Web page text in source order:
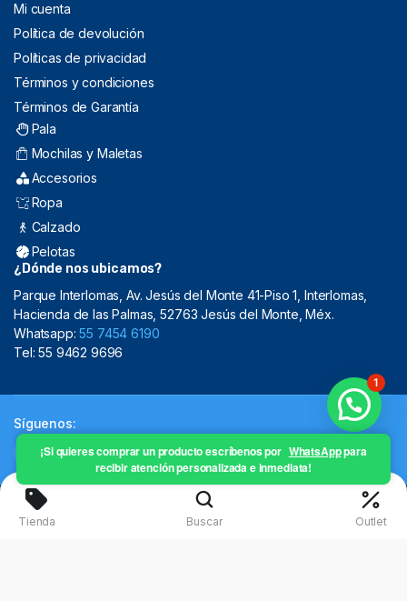
Mi cuenta
Política de devolución
Políticas de privacidad
Términos y condiciones
Términos de Garantía
Pala
Mochilas y Maletas
Accesorios
Ropa
Calzado
Pelotas
¿Dónde nos ubicamos?
Parque Interlomas, Av. Jesús del Monte 41-Piso 1, Interlomas,
Hacienda de las Palmas, 52763 Jesús del Monte, Méx.
Whatsapp:55 7454 6190
Tel: 55 9462 9696
Síguenos:
Copyright 2024 © Mistral Sporting Goods 2024
¡Si quieres comprar un producto escríbenos por WhatsApppara
recibir atención personalizada e inmediata!
Tienda Buscar Outlet
1